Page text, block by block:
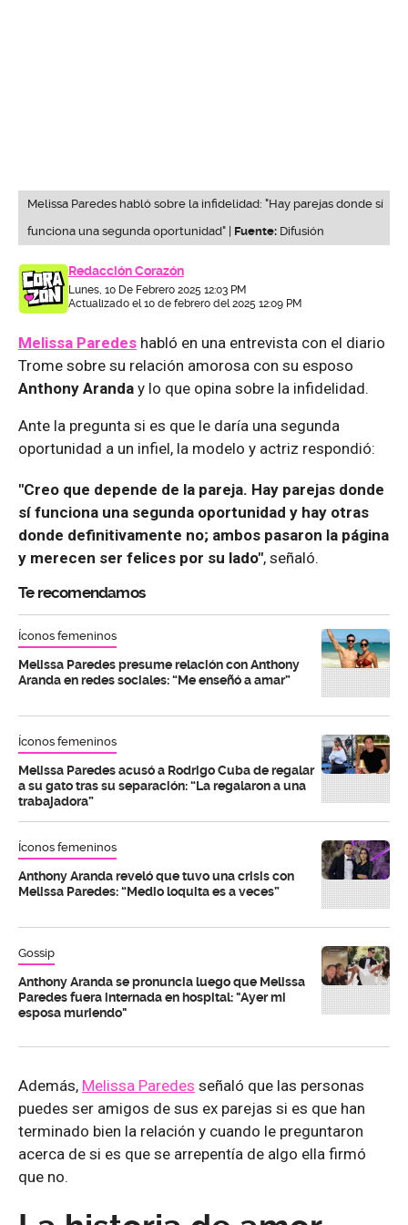
Melissa Paredes habló sobre la infidelidad: "Hay parejas donde sí
funciona una segunda oportunidad" | Fuente: Difusión
Redacción Corazón
Lunes, 10 De Febrero 2025 12:03 PM
Actualizado el 10 de febrero del 2025 12:09 PM
Melissa Paredes habló en una entrevista con el diario
Trome sobre su relación amorosa con su esposo
Anthony Aranda y lo que opina sobre la infidelidad.
Ante la pregunta si es que le daría una segunda
oportunidad a un infiel, la modelo y actriz respondió:
"Creo que depende de la pareja. Hay parejas donde
sí funciona una segunda oportunidad y hay otras
donde definitivamente no; ambos pasaron la página
y merecen ser felices por su lado", señaló.
Te recomendamos
Íconos femeninos
Melissa Paredes presume relación con Anthony
Aranda en redes sociales: “Me enseñó a amar”
Íconos femeninos
Melissa Paredes acusó a Rodrigo Cuba de regalar
a su gato tras su separación: “La regalaron a una
trabajadora”
Íconos femeninos
Anthony Aranda reveló que tuvo una crisis con
Melissa Paredes: “Medio loquita es a veces”
Gossip
Anthony Aranda se pronuncia luego que Melissa
Paredes fuera internada en hospital: "Ayer mi
esposa muriendo"
Además, Melissa Paredes señaló que las personas
puedes ser amigos de sus ex parejas si es que han
terminado bien la relación y cuando le preguntaron
acerca de si es que se arrepentía de algo ella firmó
que no.